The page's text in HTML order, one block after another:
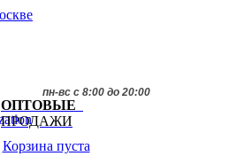
пн-вс с 8:00 до 20:00
ОПТОВЫЕ
ПРОДАЖИ
Корзина пуста